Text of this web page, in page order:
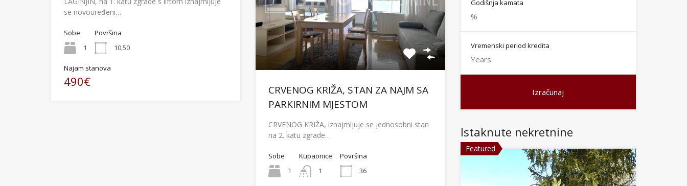
se novouređeni…
Sobe
1
Površina
10,50
Najam stanova
490€
CRVENOG KRIŽA, STAN ZA NAJM SA
PARKIRNIM MJESTOM
CRVENOG KRIŽA, iznajmljuje se jednosobni stan
na 2. katu zgrade…
Sobe
1
Kupaonice
1
Površina
36
Godišnja kamata
Vremenski period kredita
Istaknute nekretnine
Featured